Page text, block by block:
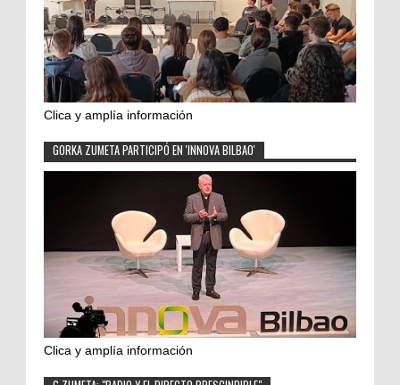
Clica y amplía información
GORKA ZUMETA PARTICIPÓ EN 'INNOVA BILBAO'
Clica y amplía información